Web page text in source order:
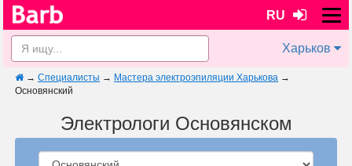
RU
Харьков
→ Специалисты → Мастера электроэпиляции Харькова →
Основянский
Электрологи Основянском